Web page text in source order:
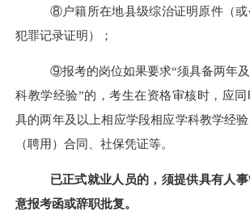
⑧户籍所在地县级综治证明原件（
犯罪记录证明）；
⑨报考的岗位如果要求“须具备两年
科教学经验”的，考生在资格审核时，应
具的两年及以上相应学段相应学科教学经
（聘用）合同、社保凭证等。
已正式就业人员的，须提供具有人
意报考函或辞职批复。